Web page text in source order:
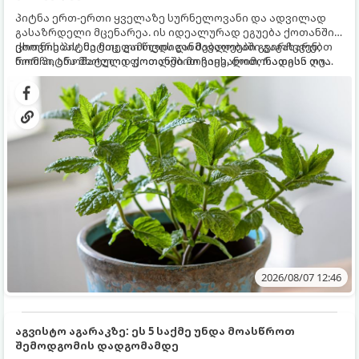
პიტნა ერთ-ერთი ყველაზე სურნელოვანი და ადვილად
გასაზრდელი მცენარეა. ის იდეალურად ეგუება ქოთანში
ცხოვრებას, მეტიც, გამოცდილი მებაღეები გვირჩევენ,
რომ პიტნა მხოლოდ ქოთანში მოვიყვანოთ, რადგან ღია
გრუნტში (ბაღში) დარგვისას ის ფესვებით ძალიან
სწრაფად ვრცელდება და სხვა მცენარეებს ავიწროებს.
ქოთნის პიტნა მთელი წლის განმავლობაში გაგახარებთ
ნორჩი, არომატული ფოთლებით ჩაის, ლიმონათისა თუ
კერძებისთვის.
2026/08/07 12:46
აგვისტო აგარაკზე: ეს 5 საქმე უნდა მოასწროთ
შემოდგომის დადგომამდე